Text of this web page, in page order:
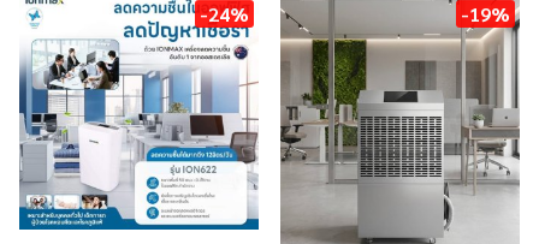
-24% -19%